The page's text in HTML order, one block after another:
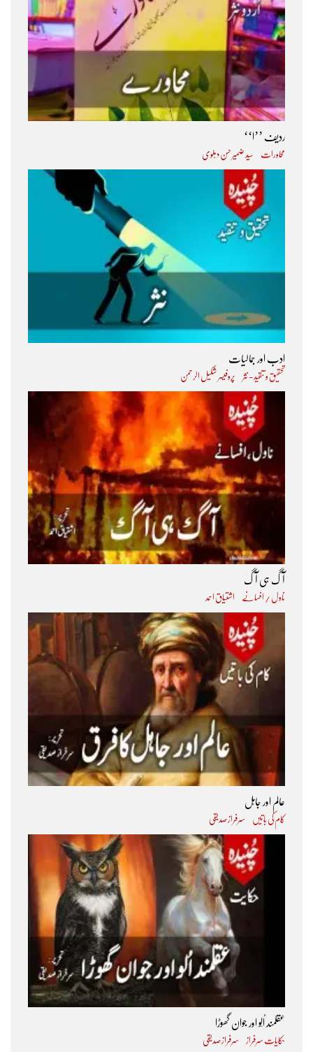
ردیف ’’ا‘‘
محاورات سید ضمیر حسن دہلوی
ادب اور جمالیات
تحقیق و تنقید - نثر پروفیسر شکیل الرحمن
آگ ہی آگ
ناول / افسانے اشتیاق احمد
عالم اور جاہل
کام کی باتیں سرفراز صدیقی
عقلمند اُلّو اور جوان گھوڑا
حکایات سرفراز سرفراز صدیقی